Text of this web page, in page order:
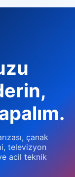
çanak
televizyon
acil teknik